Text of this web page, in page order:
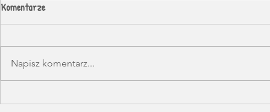
Poradyczny Misz-Masz
Komentarze
Napisz komentarz...